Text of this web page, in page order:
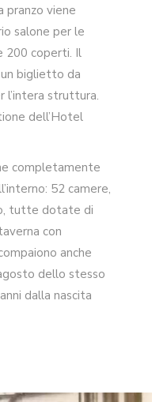
pranzo viene
salone per le
200 coperti. Il
biglietto da
l’intera struttura.
dell’Hotel
completamente
52 camere,
tutte dotate di
con
anche
dello stesso
dalla nascita